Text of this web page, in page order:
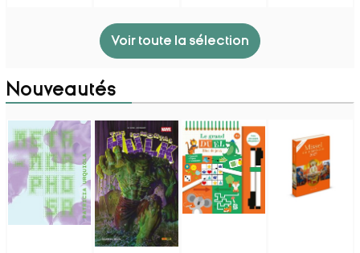
Voir toute la sélection
Nouveautés